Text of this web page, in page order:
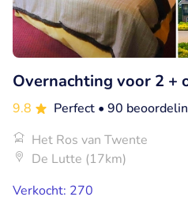
Overnachting voor 2 +
9.8 Perfect • 90
Het Ros van Twente
De Lutte (17km)
Verkocht: 270